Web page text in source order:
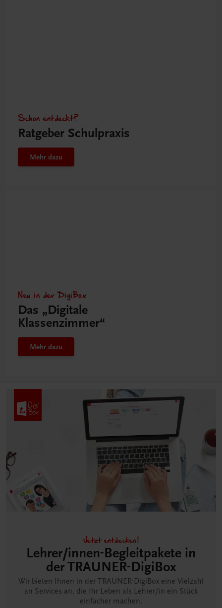
Schon entdeckt?
Ratgeber Schulpraxis
Mehr dazu
Neu in der DigiBox
Das „Digitale
Klassenzimmer“
Mehr dazu
Jetzt entdecken!
Lehrer/innen-Begleitpakete in
der TRAUNER-DigiBox
Wir bieten Ihnen in der TRAUNER-DigiBox eine Vielzahl
an Services an, die Ihr Leben als Lehrer/in ein Stück
einfacher machen.